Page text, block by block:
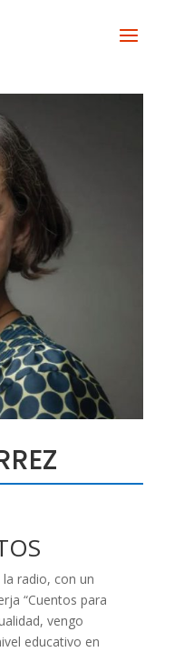
radio, con un
“Cuentos para
vengo
educativo en